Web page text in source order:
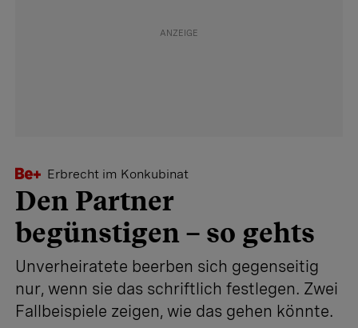
Erbrecht im Konkubinat
Den Partner
begünstigen – so gehts
Unverheiratete beerben sich gegenseitig
nur, wenn sie das schriftlich festlegen. Zwei
Fallbeispiele zeigen, wie das gehen könnte.